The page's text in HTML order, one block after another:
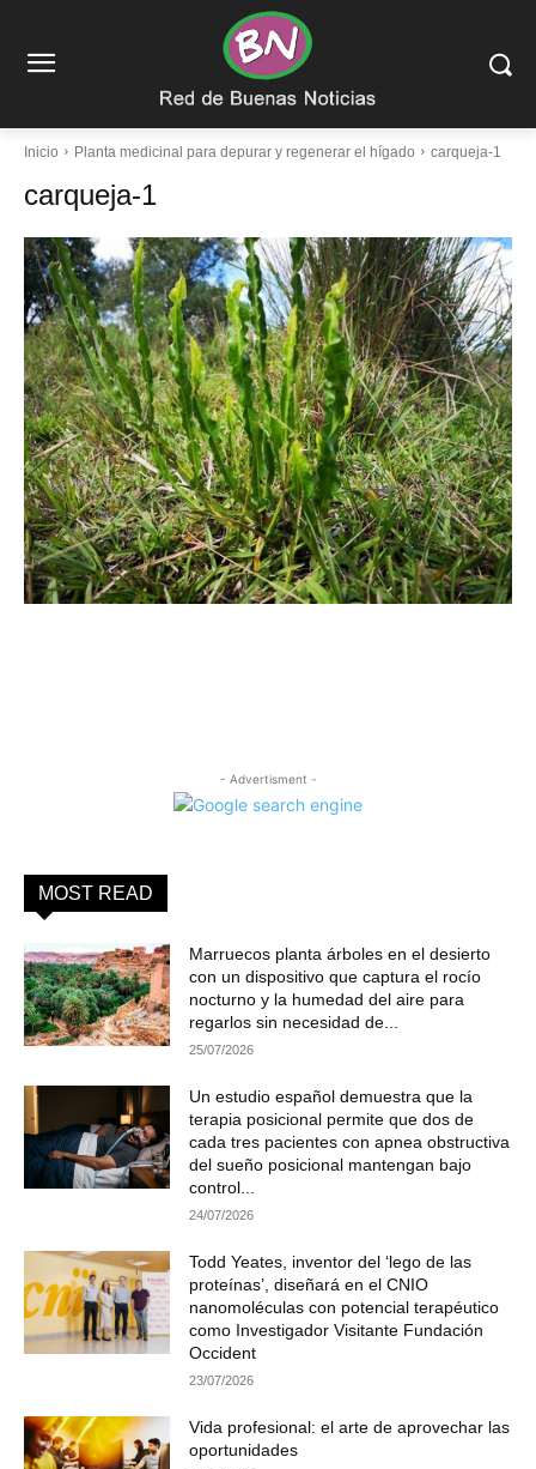
Inicio Planta medicinal para depurar y regenerar el hígado carqueja-1
carqueja-1
- Advertisment -
MOST READ
Marruecos planta árboles en el desierto
con un dispositivo que captura el rocío
nocturno y la humedad del aire para
regarlos sin necesidad de...
25/07/2026
Un estudio español demuestra que la
terapia posicional permite que dos de
cada tres pacientes con apnea obstructiva
del sueño posicional mantengan bajo
control...
24/07/2026
Todd Yeates, inventor del ‘lego de las
proteínas’, diseñará en el CNIO
nanomoléculas con potencial terapéutico
como Investigador Visitante Fundación
Occident
23/07/2026
Vida profesional: el arte de aprovechar las
oportunidades